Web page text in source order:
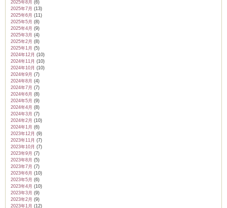
2025年8月 (6)
2025年7月 (13)
2025年6月 (11)
2025年5月 (8)
2025年4月 (9)
2025年3月 (4)
2025年2月 (8)
2025年1月 (5)
2024年12月 (10)
2024年11月 (10)
2024年10月 (10)
2024年9月 (7)
2024年8月 (4)
2024年7月 (7)
2024年6月 (8)
2024年5月 (9)
2024年4月 (8)
2024年3月 (7)
2024年2月 (10)
2024年1月 (6)
2023年12月 (9)
2023年11月 (7)
2023年10月 (7)
2023年9月 (7)
2023年8月 (5)
2023年7月 (7)
2023年6月 (10)
2023年5月 (6)
2023年4月 (10)
2023年3月 (9)
2023年2月 (9)
2023年1月 (12)